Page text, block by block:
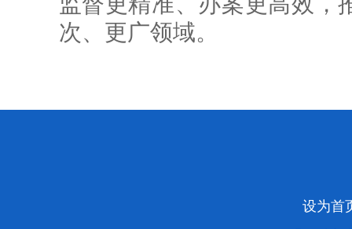
次、更广领域。
设为首